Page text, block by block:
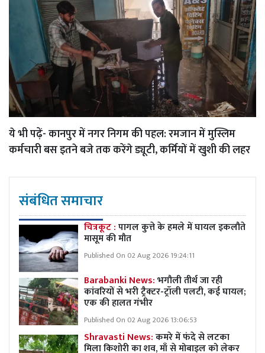
ये भी पढ़ें-कानपुर में नगर निगम की पहल: रमजान में मुस्लिम
कर्मचारी बस इतने बजे तक करेंगे ड्यूटी, कर्मियों में खुशी की लहर
संबंधित समाचार
चित्रकूट :पागल कुत्ते के हमले में घायल इकलौते
मासूम की मौत
Published On 02 Aug 2026 19:24:11
Barabanki News:भगौली तीर्थ जा रही
कांवरियों से भरी ट्रैक्टर-ट्रॉली पलटी, कई घायल;
एक की हालत गंभीर
Published On 02 Aug 2026 13:06:53
Shravasti News:कमरे में फंदे से लटका
मिला किशोरी का शव, माँ से मोबाइल को लेकर